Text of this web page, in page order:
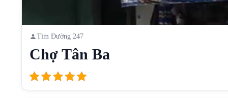
Tìm Đường 247
Chợ Tân Ba